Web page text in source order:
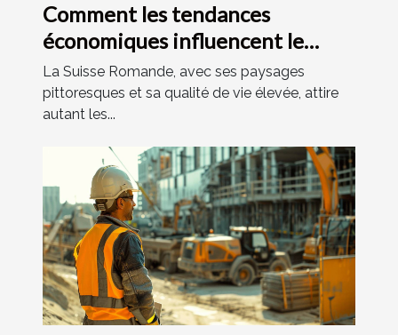
Comment les tendances
économiques influencent le
marché immobilier en Suisse
Romande
La Suisse Romande, avec ses paysages
pittoresques et sa qualité de vie élevée, attire
autant les...